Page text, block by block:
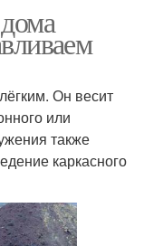
Он весит
или
также
каркасного